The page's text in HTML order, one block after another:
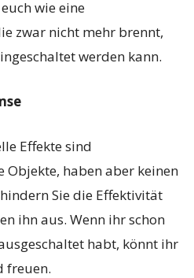
wie eine
zwar nicht mehr brennt,
werden kann.
Effekte sind
Objekte, haben aber keinen
Sie die Effektivität
ihn aus. Wenn ihr schon
habt, könnt ihr
freuen.